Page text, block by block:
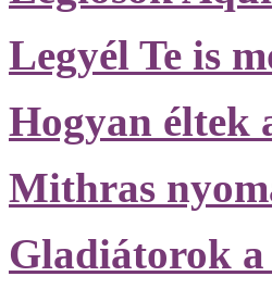
Legyél Te is
Hogyan éltek
Mithras
Gladiátorok